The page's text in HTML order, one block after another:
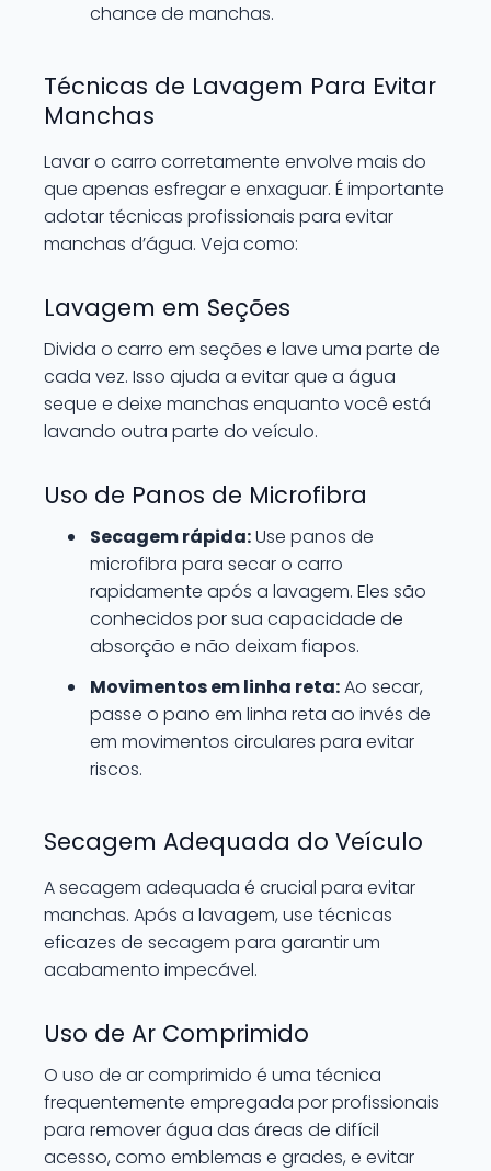
chance de manchas.
Técnicas de Lavagem Para Evitar
Manchas
Lavar o carro corretamente envolve mais do
que apenas esfregar e enxaguar. É importante
adotar técnicas profissionais para evitar
manchas d’água. Veja como:
Lavagem em Seções
Divida o carro em seções e lave uma parte de
cada vez. Isso ajuda a evitar que a água
seque e deixe manchas enquanto você está
lavando outra parte do veículo.
Uso de Panos de Microfibra
Secagem rápida:Use panos de
microfibra para secar o carro
rapidamente após a lavagem. Eles são
conhecidos por sua capacidade de
absorção e não deixam fiapos.
Movimentos em linha reta:Ao secar,
passe o pano em linha reta ao invés de
em movimentos circulares para evitar
riscos.
Secagem Adequada do Veículo
A secagem adequada é crucial para evitar
manchas. Após a lavagem, use técnicas
eficazes de secagem para garantir um
acabamento impecável.
Uso de Ar Comprimido
O uso de ar comprimido é uma técnica
frequentemente empregada por profissionais
para remover água das áreas de difícil
acesso, como emblemas e grades, e evitar